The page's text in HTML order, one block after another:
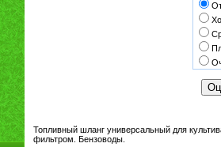
Топливный шланг универсальный для
фильтром. Бензоводы.